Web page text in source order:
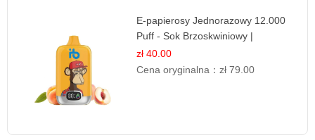
E-papierosy Jednorazowy 12.000
Puff - Sok Brzoskwiniowy |
Owocowa Świeżość
zł 40.00
Cena oryginalna：zł 79.00